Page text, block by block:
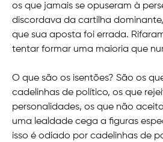
os que jamais se opuseram à
discordava da cartilha
que sua aposta foi errada.
tentar formar uma maioria que
O que são os isentões? São os
cadelinhas de político, os que
personalidades, os que não
uma lealdade cega a figuras
isso é odiado por cadelinhas de